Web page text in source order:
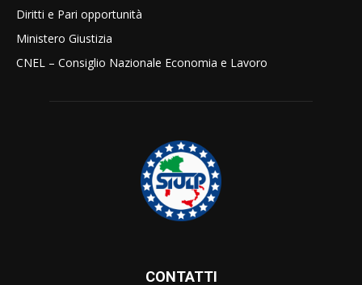
Diritti e Pari opportunità
Ministero Giustizia
CNEL – Consiglio Nazionale Economia e Lavoro
CONTATTI